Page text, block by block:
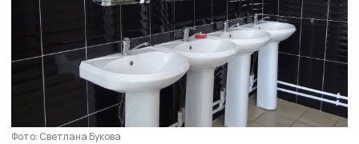
Фото: Светлана Букова